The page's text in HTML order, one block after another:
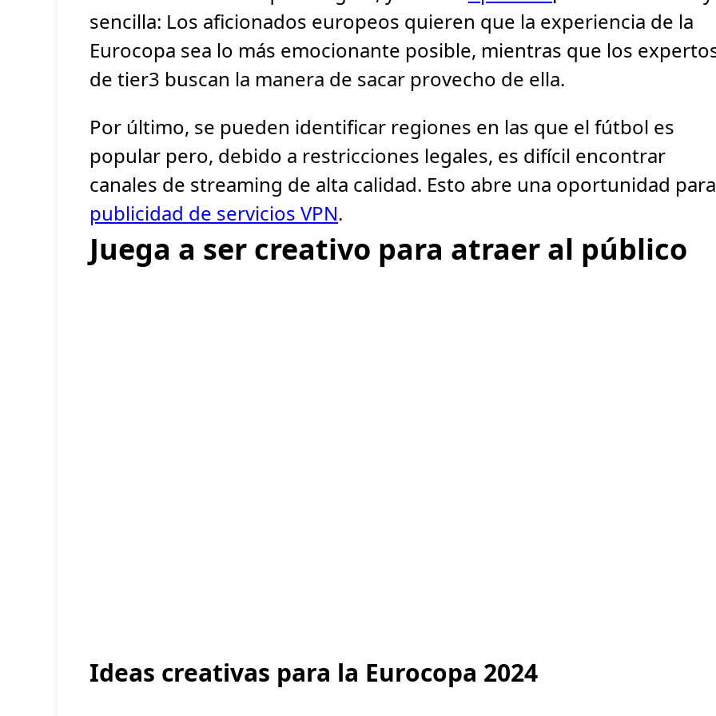
sencilla: Los aficionados europeos quieren que la experiencia de la
Eurocopa sea lo más emocionante posible, mientras que los
de tier3 buscan la manera de sacar provecho de ella.
Por último, se pueden identificar regiones en las que el fútbol es
popular pero, debido a restricciones legales, es difícil encontrar
canales de streaming de alta calidad. Esto abre una oportunidad para
publicidad de servicios VPN.
Juega a ser creativo para atraer al público
Ideas creativas para la Eurocopa 2024